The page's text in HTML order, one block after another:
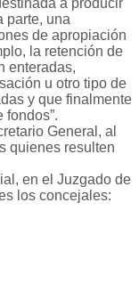
parte, una
de apropiación
la retención de
enteradas,
u otro tipo de
y que finalmente
General, al
quienes resulten
en el Juzgado de
los concejales: